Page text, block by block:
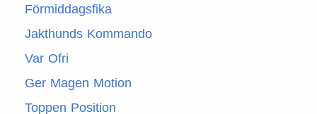
Förmiddagsfika
Jakthunds Kommando
Var Ofri
Ger Magen Motion
Toppen Position